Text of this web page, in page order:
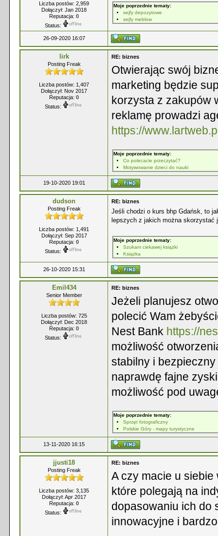
Liczba postów: 2,959
Dołączył: Jan 2018
Reputacja: 0
Status:
Moje poprzednie tematy:
sejfy depozytowe
sejfy meblow
26-09-2020 16:07
lirk
Posting Freak
Liczba postów: 1,407
Dołączył: Nov 2017
Reputacja: 0
Status:
RE: biznes
Otwierając swój
marketing będzie
korzysta z zakupów
reklamę prowadzi
https://
Moje poprzednie tematy:
Co polecacie przeczytać?
Motywowanie dzieci do nauki
19-10-2020 19:01
dudson
Posting Freak
Liczba postów: 1,491
Dołączył: Sep 2017
Reputacja: 0
Status:
RE: biznes
Jeśli chodzi o kurs bhp Gdańsk, to
lepszych z jakich można skorzystać
Moje poprzednie tematy:
Szukam ciekawej książki
Książka
26-10-2020 15:31
Emil434
Senior Member
Liczba postów: 725
Dołączył: Dec 2018
Reputacja: 0
Status:
RE: biznes
Jeżeli planujesz
polecić Wam
Nest Bank https://
możliwość
stabilny i
naprawdę fajne
możliwość pod
Moje poprzednie tematy:
Sprzęt fotograficzny
Polskie Góry - mapy turystyczne
13-11-2020 16:15
jjusti18
Posting Freak
Liczba postów: 3,135
Dołączył: Apr 2017
Reputacja: 0
Status:
RE: biznes
A czy macie u
które polegają na
dopasowaniu ich do
innowacyjne i